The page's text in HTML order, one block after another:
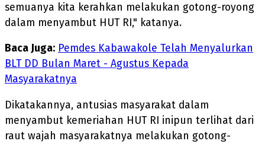
semuanya kita kerahkan melakukan gotong-royong
dalam menyambut HUT RI," katanya.
Baca Juga: Pemdes Kabawakole Telah Menyalurkan
BLT DD Bulan Maret - Agustus Kepada
Masyarakatnya
Dikatakannya, antusias masyarakat dalam
menyambut kemeriahan HUT RI inipun terlihat dari
raut wajah masyarakatnya melakukan gotong-